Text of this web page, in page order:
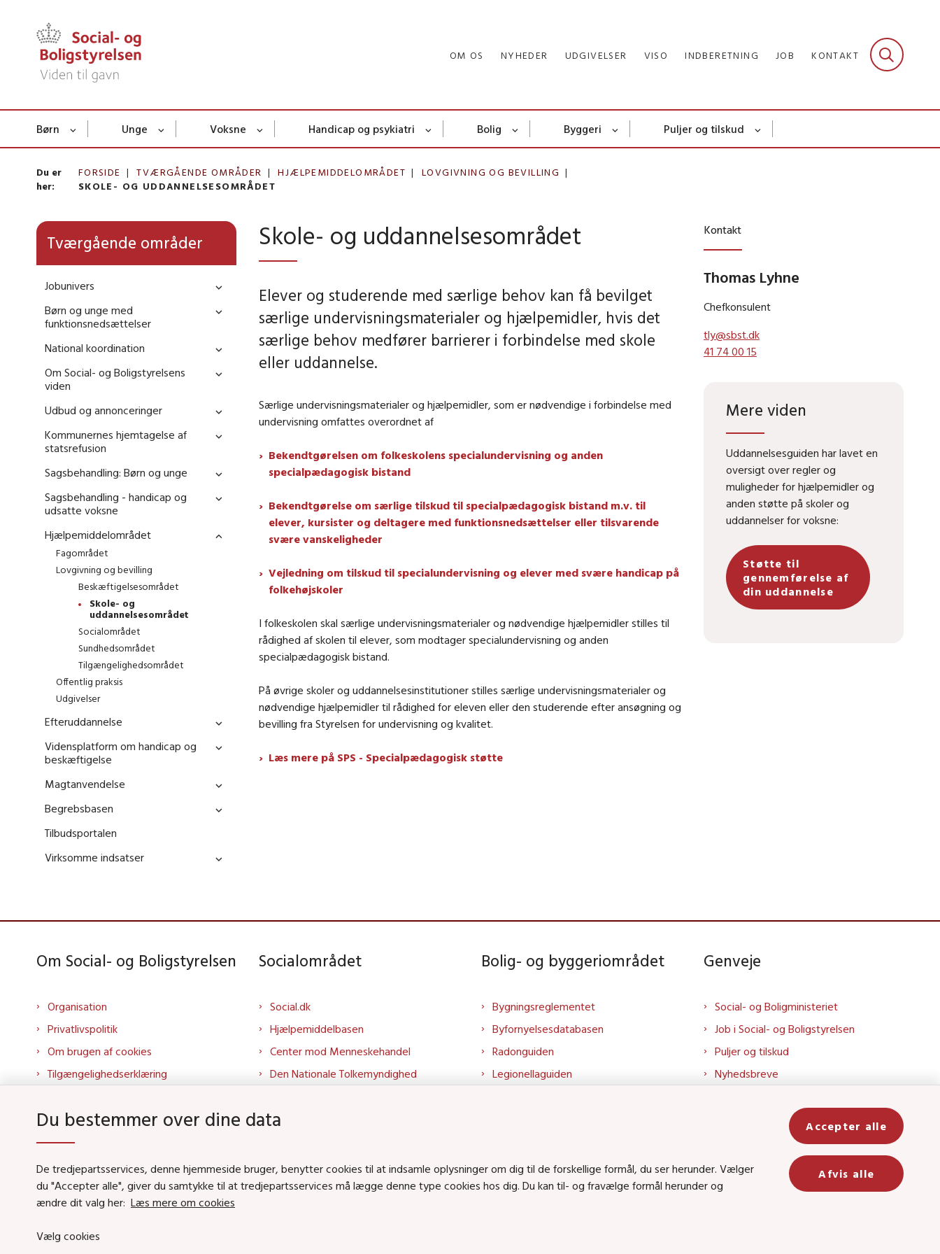
OM OS NYHEDER UDGIVELSER VISO INDBERETNING JOB KONTAKT
Børn Unge Voksne Handicap og psykiatri Bolig Byggeri Puljer og tilskud
Du er
her:
FORSIDE TVÆRGÅENDE OMRÅDER HJÆLPEMIDDELOMRÅDET
LOVGIVNING OG BEVILLING
SKOLE- OG UDDANNELSESOMRÅDET
Tværgående områder
Jobunivers
Børn og unge med
funktionsnedsættelser
National koordination
Om Social- og Boligstyrelsens
viden
Udbud og annonceringer
Kommunernes hjemtagelse af
statsrefusion
Sagsbehandling: Børn og unge
Sagsbehandling - handicap og
udsatte voksne
Hjælpemiddelområdet
Fagområdet
Lovgivning og bevilling
Beskæftigelsesområdet
Skole- og
uddannelsesområdet
Socialområdet
Sundhedsområdet
Tilgængelighedsområdet
Offentlig praksis
Udgivelser
Efteruddannelse
Vidensplatform om handicap og
beskæftigelse
Magtanvendelse
Begrebsbasen
Tilbudsportalen
Virksomme indsatser
Skole- og uddannelsesområdet
Elever og studerende med særlige behov kan få bevilget
særlige undervisningsmaterialer og hjælpemidler, hvis det
særlige behov medfører barrierer i forbindelse med skole
eller uddannelse.
Særlige undervisningsmaterialer og hjælpemidler, som er nødvendige i forbindelse med
undervisning omfattes overordnet af
Bekendtgørelsen om folkeskolens specialundervisning og anden
specialpædagogisk bistand
Bekendtgørelse om særlige tilskud til specialpædagogisk bistand m.v. til
elever, kursister og deltagere med funktionsnedsættelser eller tilsvarende
svære vanskeligheder
Vejledning om tilskud til specialundervisning og elever med svære handicap på
folkehøjskoler
I folkeskolen skal særlige undervisningsmaterialer og nødvendige hjælpemidler stilles til
rådighed af skolen til elever, som modtager specialundervisning og anden
specialpædagogisk bistand.
På øvrige skoler og uddannelsesinstitutioner stilles særlige undervisningsmaterialer og
nødvendige hjælpemidler til rådighed for eleven eller den studerende efter ansøgning og
bevilling fra Styrelsen for undervisning og kvalitet.
Læs mere på SPS - Specialpædagogisk støtte
Kontakt
Thomas Lyhne
Chefkonsulent
tly@sbst.dk
41 74 00 15
Mere viden
Uddannelsesguiden har lavet en
oversigt over regler og
muligheder for hjælpemidler og
anden støtte på skoler og
uddannelser for voksne:
Støtte til
gennemførelse af
din uddannelse
Om Social- og Boligstyrelsen
Organisation
Privatlivspolitik
Om brugen af cookies
Tilgængelighedserklæring
Kontakt os
Whistleblowerordning
About us
Socialområdet
Social.dk
Hjælpemiddelbasen
Center mod Menneskehandel
Den Nationale Tolkemyndighed
Tolkeportalen
Socialområdet på YouTube
Podcasts på SoundCloud
Bolig- og byggeriområdet
Bygningsreglementet
Byfornyelsesdatabasen
Radonguiden
Legionellaguiden
Bolig og byggeri på LinkedIn
Bolig og byggeri på YouTube
Genveje
Social- og Boligministeriet
Job i Social- og Boligstyrelsen
Puljer og tilskud
Nyhedsbreve
Social- og Boligstyrelsens nyheder
som RSS feed
Du bestemmer over dine data
De tredjepartsservices, denne hjemmeside bruger, benytter cookies til at indsamle oplysninger om dig til de forskellige formål, du ser herunder. Vælger
du "Accepter alle", giver du samtykke til at tredjepartsservices må lægge denne type cookies hos dig. Du kan til- og fravælge formål herunder og
ændre dit valg her: Læs mere om cookies
Vælg cookies
Accepter alle
Afvis alle